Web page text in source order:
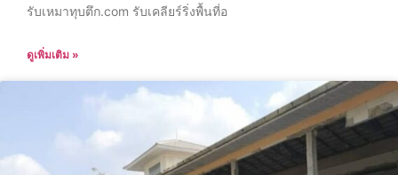
รับเหมาทุบตึก.com รับเคลียร์ริ่งพื้นที่อ
ดูเพิ่มเติม »